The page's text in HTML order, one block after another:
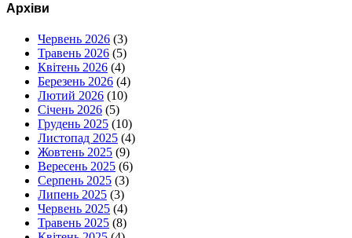
Архіви
Червень 2026 (3)
Травень 2026 (5)
Квітень 2026 (4)
Березень 2026 (4)
Лютий 2026 (10)
Січень 2026 (5)
Грудень 2025 (10)
Листопад 2025 (4)
Жовтень 2025 (9)
Вересень 2025 (6)
Серпень 2025 (3)
Липень 2025 (3)
Червень 2025 (4)
Травень 2025 (8)